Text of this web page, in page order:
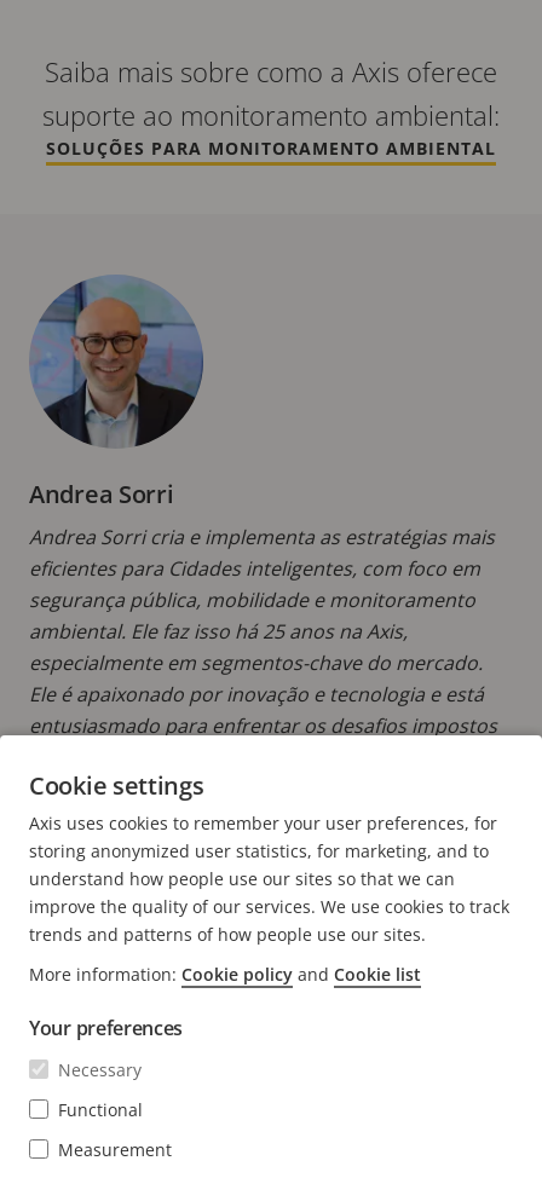
Saiba mais sobre como a Axis oferece
suporte ao monitoramento ambiental:
SOLUÇÕES PARA MONITORAMENTO AMBIENTAL
Andrea Sorri
Andrea Sorri cria e implementa as estratégias mais
eficientes para Cidades inteligentes, com foco em
segurança pública, mobilidade e monitoramento
ambiental. Ele faz isso há 25 anos na Axis,
especialmente em segmentos-chave do mercado.
Ele é apaixonado por inovação e tecnologia e está
entusiasmado para enfrentar os desafios impostos
LER MAIS POSTAGENS DE ANDREA
FOOTER
CONTATO
Fale conosco
Experience Center
NOTÍCIAS E HISTÓRIAS
Histórias de clientes
Life at Axis
ASSINAR
Assine nosso boletim informativo
Cookie settings
Axis uses cookies to remember your user preferences, for
storing anonymized user statistics, for marketing, and to
understand how people use our sites so that we can
improve the quality of our services. We use cookies to track
trends and patterns of how people use our sites.
More information: Cookie policy and Cookie list
Your preferences
Necessary
Functional
Measurement